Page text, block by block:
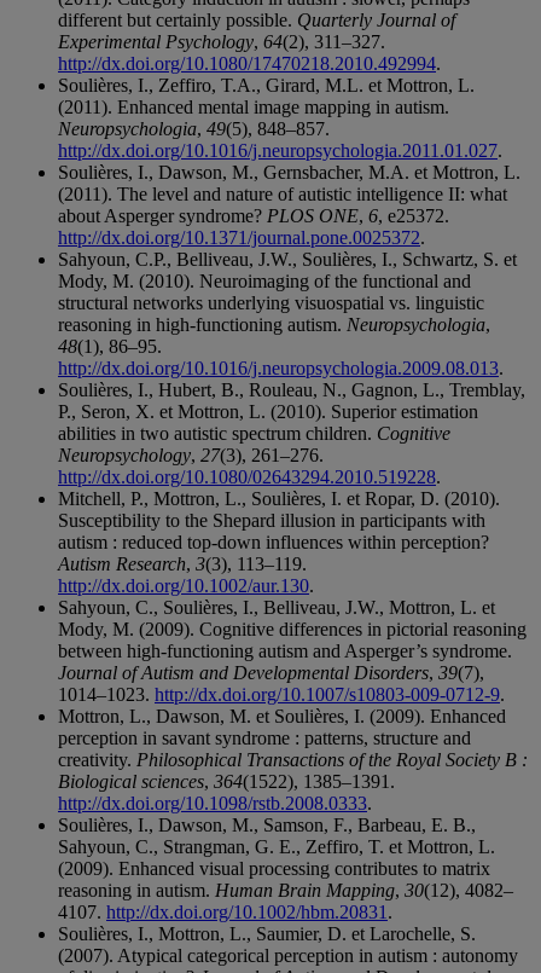
different but certainly possible. Quarterly Journal of
Experimental Psychology, 64(2), 311–327.
http://dx.doi.org/10.1080/17470218.2010.492994.
Soulières, I., Zeffiro, T.A., Girard, M.L. et Mottron, L.
(2011). Enhanced mental image mapping in autism.
Neuropsychologia, 49(5), 848–857.
http://dx.doi.org/10.1016/j.neuropsychologia.2011.01.027.
Soulières, I., Dawson, M., Gernsbacher, M.A. et Mottron, L.
(2011). The level and nature of autistic intelligence II: what
about Asperger syndrome? PLOS ONE, 6, e25372.
http://dx.doi.org/10.1371/journal.pone.0025372.
Sahyoun, C.P., Belliveau, J.W., Soulières, I., Schwartz, S. et
Mody, M. (2010). Neuroimaging of the functional and
structural networks underlying visuospatial vs. linguistic
reasoning in high-functioning autism. Neuropsychologia,
48(1), 86–95.
http://dx.doi.org/10.1016/j.neuropsychologia.2009.08.013.
Soulières, I., Hubert, B., Rouleau, N., Gagnon, L., Tremblay,
P., Seron, X. et Mottron, L. (2010). Superior estimation
abilities in two autistic spectrum children. Cognitive
Neuropsychology, 27(3), 261–276.
http://dx.doi.org/10.1080/02643294.2010.519228.
Mitchell, P., Mottron, L., Soulières, I. et Ropar, D. (2010).
Susceptibility to the Shepard illusion in participants with
autism : reduced top-down influences within perception?
Autism Research, 3(3), 113–119.
http://dx.doi.org/10.1002/aur.130.
Sahyoun, C., Soulières, I., Belliveau, J.W., Mottron, L. et
Mody, M. (2009). Cognitive differences in pictorial reasoning
between high-functioning autism and Asperger’s syndrome.
Journal of Autism and Developmental Disorders, 39(7),
1014–1023. http://dx.doi.org/10.1007/s10803-009-0712-9.
Mottron, L., Dawson, M. et Soulières, I. (2009). Enhanced
perception in savant syndrome : patterns, structure and
creativity. Philosophical Transactions of the Royal Society B :
Biological sciences, 364(1522), 1385–1391.
http://dx.doi.org/10.1098/rstb.2008.0333.
Soulières, I., Dawson, M., Samson, F., Barbeau, E. B.,
Sahyoun, C., Strangman, G. E., Zeffiro, T. et Mottron, L.
(2009). Enhanced visual processing contributes to matrix
reasoning in autism. Human Brain Mapping, 30(12), 4082–
4107. http://dx.doi.org/10.1002/hbm.20831 .
Soulières, I., Mottron, L., Saumier, D. et Larochelle, S.
(2007). Atypical categorical perception in autism : autonomy